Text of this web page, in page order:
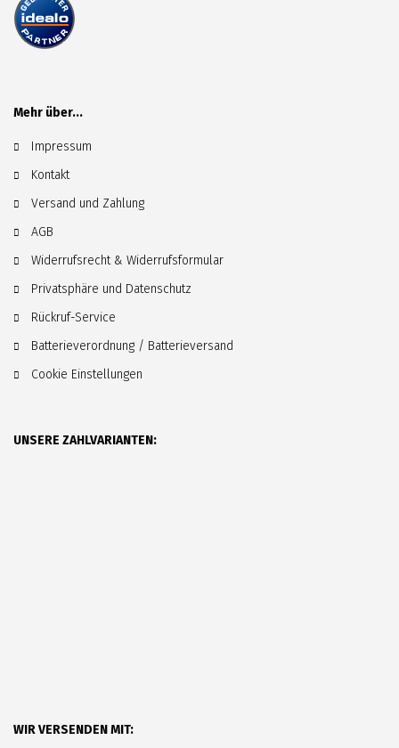
Mehr über...
Impressum
Kontakt
Versand und Zahlung
AGB
Widerrufsrecht & Widerrufsformular
Privatsphäre und Datenschutz
Rückruf-Service
Batterieverordnung / Batterieversand
Cookie Einstellungen
UNSERE ZAHLVARIANTEN:
WIR VERSENDEN MIT: